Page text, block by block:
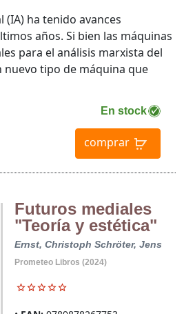
En stock
comprar
(IA) ha tenido avances
años. Si bien las máquinas
para el análisis marxista del
nuevo tipo de máquina que
Futuros mediales
"Teoría y estética"
Ernst, Christoph Schröter, Jens
Prometeo Libros (2024)